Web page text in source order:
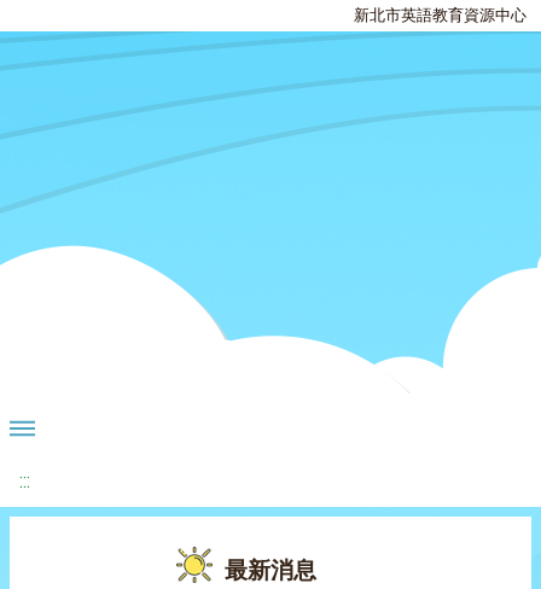
新北市英語教育資源中心
:::
最新消息